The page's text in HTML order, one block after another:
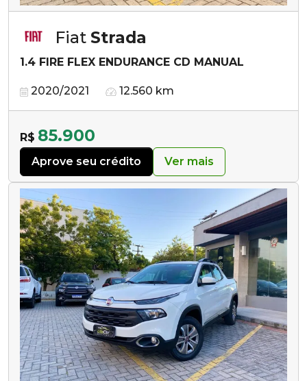
Fiat Strada
1.4 FIRE FLEX ENDURANCE CD MANUAL
2020/2021 12.560 km
R$ 85.900
Aprove seu crédito Ver mais